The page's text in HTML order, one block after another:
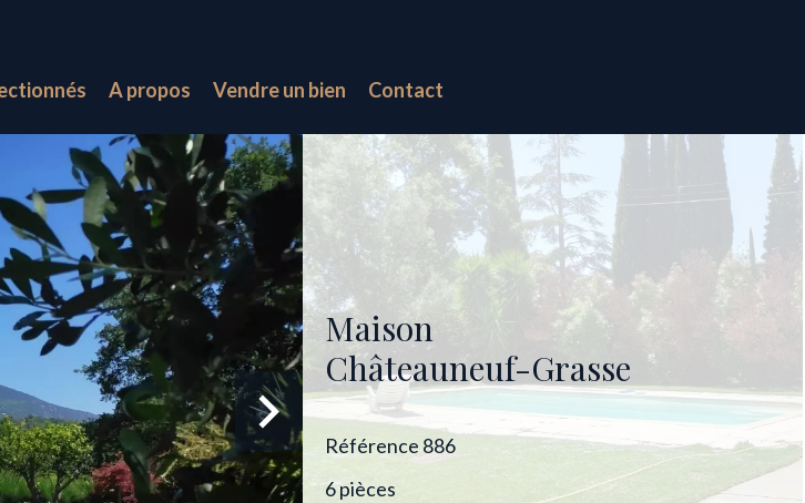
A propos Vendre un bien Contact
Maison
Châteauneuf-Grasse
Référence 886
6 pièces